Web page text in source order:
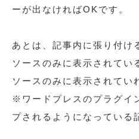
ーが出なければOKです。
あとは、記事内に張り付け
ソースのみに表示されてい
ソースのみに表示されてい
※ワードプレスのプラグイ
プされるようになっている